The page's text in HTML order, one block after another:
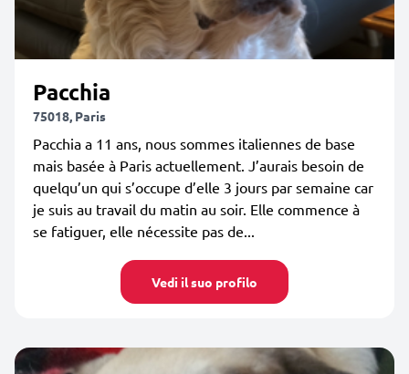
Pacchia
75018, Paris
Pacchia a 11 ans, nous sommes italiennes de base
mais basée à Paris actuellement. J’aurais besoin de
quelqu’un qui s’occupe d’elle 3 jours par semaine car
je suis au travail du matin au soir. Elle commence à
se fatiguer, elle nécessite pas de...
Vedi il suo profilo